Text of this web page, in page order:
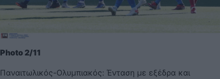
Photo 2/11
Παναιτωλικός-Ολυμπιακός: Ένταση με εξέδρα και